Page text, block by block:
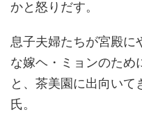
かと怒りだす。
息子夫婦たちが宮殿に
な嫁ヘ・ミョンのため
と、茶美園に出向い
氏。